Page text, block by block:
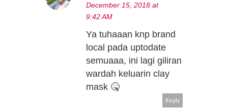
December 15, 2018 at
9:42 AM
Ya tuhaaan knp brand
local pada uptodate
semuaaa, ini lagi giliran
wardah keluarin clay
mask 🤒
Reply